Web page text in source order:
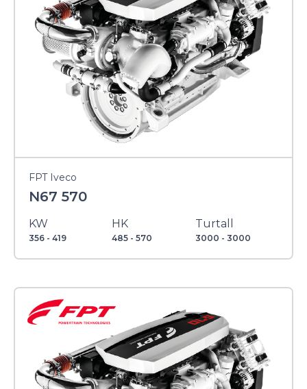
FPT Iveco
N67 570
KW
356 - 419
HK
485 - 570
Turtall
3000 - 3000